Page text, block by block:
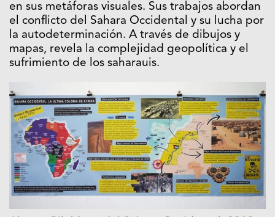
en sus metáforas visuales. Sus trabajos abordan
el conflicto del Sahara Occidental y su lucha por
la autodeterminación. A través de dibujos y
mapas, revela la complejidad geopolítica y el
sufrimiento de los saharauis.